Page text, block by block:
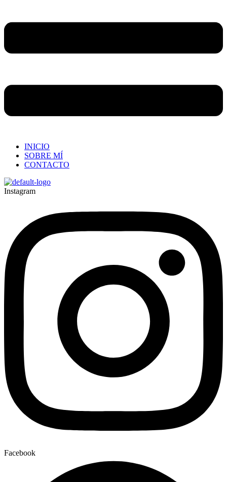
INICIO
SOBRE MÍ
CONTACTO
Instagram
Facebook